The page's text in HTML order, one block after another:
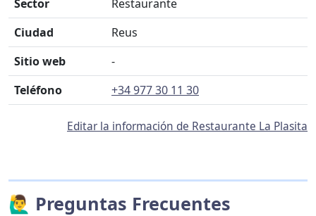
Sector
Restaurante
Ciudad
Reus
Sitio web
-
Teléfono
+34 977 30 11 30
Editar la información de Restaurante La Plasita
🙋‍♂️ Preguntas Frecuentes